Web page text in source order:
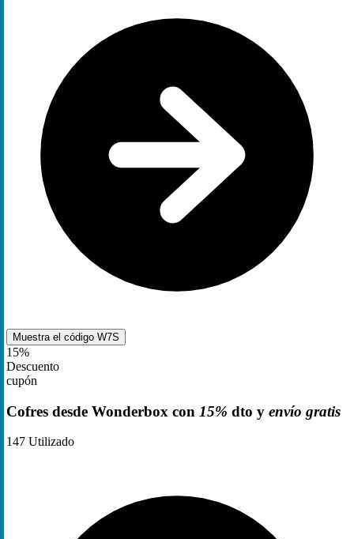
Muestra el código W7S
15%
Descuento
cupón
Cofres desde Wonderbox con 15% dto y envío gratis
147 Utilizado